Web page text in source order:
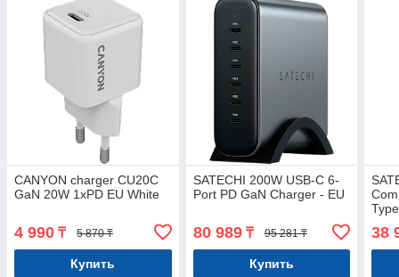
CANYON charger CU20C
GaN 20W 1xPD EU White
4 990 ₸ 5 870 ₸
Купить
SATECHI 200W USB-C 6-
Port PD GaN Charger - EU
80 989₸ 95 281 ₸
Купить
38